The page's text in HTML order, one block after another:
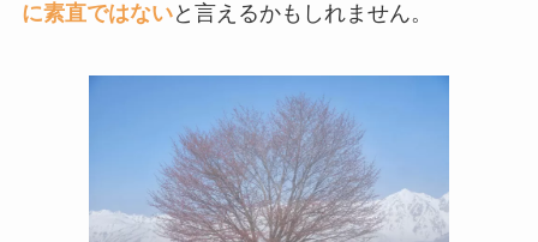
に素直ではないと言えるかもしれません。